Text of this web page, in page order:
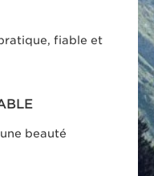
fiable et
beauté